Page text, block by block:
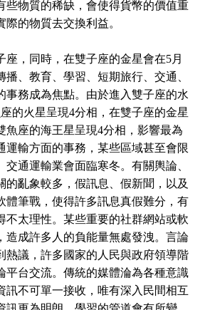
些物質的稀缺，會使得貨幣的價值重
的物質去交換利益。
座，同時，在雙子座的金星會在5月
播、教育、學習、短期旅行、交通、
事務成為焦點。由於進入雙子座的水
的火星呈現4分相，在雙子座的金星
魚座的海王星呈現4分相，影響最為
運輸方面的事務，某些區域甚至會限
通運輸業會面臨寒冬。有關輿論、
的亂象較多，假訊息、假新聞，以及
體筆戰，使得許多訊息真假難分，有
不太理性。某些重要的社群網站或軟
造成許多人的負能量無處發洩。言論
熱議，許多國家的人民與政府領導階
平台交流。傳統的媒體淪為各種意識
訊不可單一接收，唯有深入民間相互